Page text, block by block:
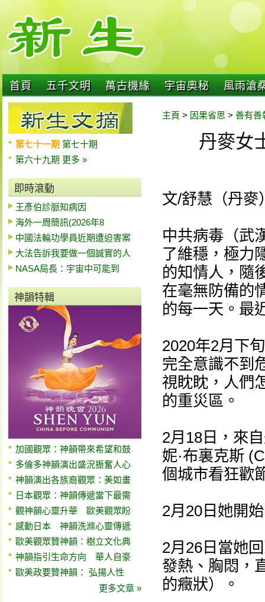
首頁 五千文明 萬古機緣 宇宙奧秘 風雨滄
第七十一期 第七十期
第六十九期 更多 »
即時滾動
王彥伯診脈知病因
海外一周簡訊(2026年8
中國法輪功學員近期遭迫害案
大法告訴我要做一個誠實的人
NASA局長：宇宙中可能到
神韻特輯
加國觀眾：神韻帶來希望和鼓
多倫多神韻演出盛況振奮人心
神韻演出各族裔觀眾：美如畫
日本觀眾：神韻傳遞當下最需
觀神韻心靈升華 歐美觀眾盼
感動日本 神韻洗滌心靈傳遞
歐美觀眾贊神韻：樹立文化典
神韻指引生命方向 華人自豪
歐美政要贊神韻： 弘揚人性
更多文章 »
主頁 > 因果省思 > 善有善
丹麥女
文/舒慧（丹麥
中共病毒（武
了維穩，極力
的知情人，隨
在毫無防備的
的每一天。最
2020年2月下
完全意識不到
視眈眈，人們
的重災區。
2月18日，來
妮·布裏克斯
個城市看狂歡
2月20日她開
2月26日當她
發熱、胸悶，
的癥狀）。